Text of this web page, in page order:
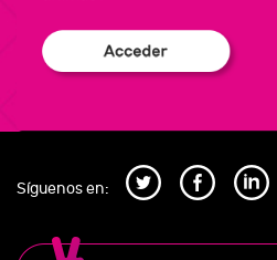
Síguenos en: